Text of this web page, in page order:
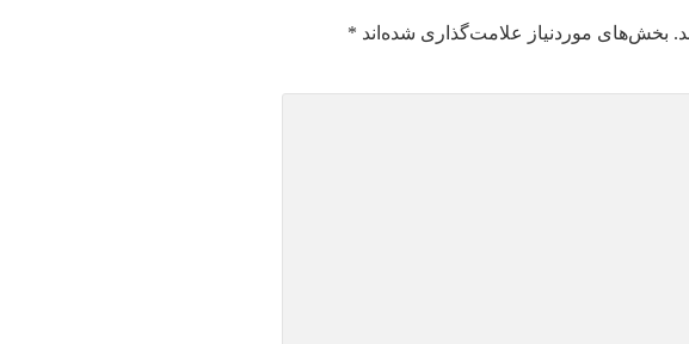
بخش‌های موردنیاز علامت‌گذاری شده‌اند *